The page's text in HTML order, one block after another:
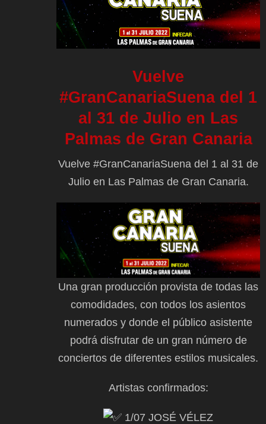
Vuelve
#GranCanariaSuena del 1
al 31 de Julio en Las
Palmas de Gran Canaria
Vuelve #GranCanariaSuena del 1 al 31 de
Julio en Las Palmas de Gran Canaria.
Una gran producción provista de todas las
comodidades, con todos los asientos
numerados y donde el público asistente
podrá disfrutar de un gran número de
conciertos de diferentes estilos musicales.
Artistas confirmados:
1/07 JOSÉ VÉLEZ